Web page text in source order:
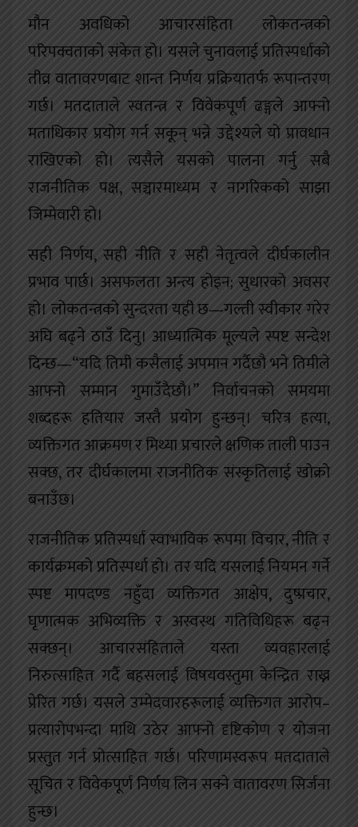
मौन अवधिको आचारसंहिता लोकतन्त्रको
परिपक्वताको संकेत हो। यसले चुनावलाई प्रतिस्पर्धाको
तीव्र वातावरणबाट शान्त निर्णय प्रक्रियातर्फ रूपान्तरण
गर्छ। मतदाताले स्वतन्त्र र विवेकपूर्ण ढङ्गले आफ्नो
मताधिकार प्रयोग गर्न सकून् भन्ने उद्देश्यले यो प्रावधान
राखिएको हो। त्यसैले यसको पालना गर्नु सबै
राजनीतिक पक्ष, सञ्चारमाध्यम र नागरिकको साझा
जिम्मेवारी हो।
सही निर्णय, सही नीति र सही नेतृत्वले दीर्घकालीन
प्रभाव पार्छ। असफलता अन्त्य होइन; सुधारको अवसर
हो। लोकतन्त्रको सुन्दरता यही छ—गल्ती स्वीकार गरेर
अघि बढ्ने ठाउँ दिनु। आध्यात्मिक मूल्यले स्पष्ट सन्देश
दिन्छ—“यदि तिमी कसैलाई अपमान गर्दैछौ भने तिमीले
आफ्नो सम्मान गुमाउँदैछौ।” निर्वाचनको समयमा
शब्दहरू हतियार जस्तै प्रयोग हुन्छन्। चरित्र हत्या,
व्यक्तिगत आक्रमण र मिथ्या प्रचारले क्षणिक ताली पाउन
सक्छ, तर दीर्घकालमा राजनीतिक संस्कृतिलाई खोक्रो
बनाउँछ।
राजनीतिक प्रतिस्पर्धा स्वाभाविक रूपमा विचार, नीति र
कार्यक्रमको प्रतिस्पर्धा हो। तर यदि यसलाई नियमन गर्ने
स्पष्ट मापदण्ड नहुँदा व्यक्तिगत आक्षेप, दुष्प्रचार,
घृणात्मक अभिव्यक्ति र अस्वस्थ गतिविधिहरू बढ्न
सक्छन्। आचारसंहिताले यस्ता व्यवहारलाई
निरुत्साहित गर्दै बहसलाई विषयवस्तुमा केन्द्रित राख्न
प्रेरित गर्छ। यसले उम्मेदवारहरूलाई व्यक्तिगत आरोप–
प्रत्यारोपभन्दा माथि उठेर आफ्नो दृष्टिकोण र योजना
प्रस्तुत गर्न प्रोत्साहित गर्छ। परिणामस्वरूप मतदाताले
सूचित र विवेकपूर्ण निर्णय लिन सक्ने वातावरण सिर्जना
हुन्छ।